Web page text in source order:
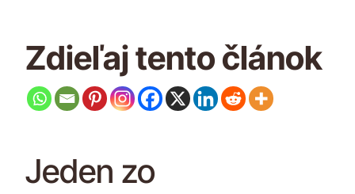
Zdieľaj tento článok
Jeden zo